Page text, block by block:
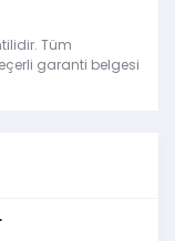
Tüm
garanti belgesi